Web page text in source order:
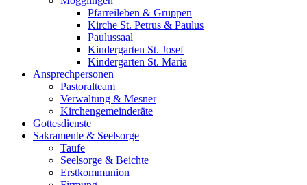
Pfarreileben & Gruppen
Kirche St. Petrus & Paulus
Paulussaal
Kindergarten St. Josef
Kindergarten St. Maria
Ansprechpersonen
Pastoralteam
Verwaltung & Mesner
Kirchengemeinderäte
Gottesdienste
Sakramente & Seelsorge
Taufe
Seelsorge & Beichte
Erstkommunion